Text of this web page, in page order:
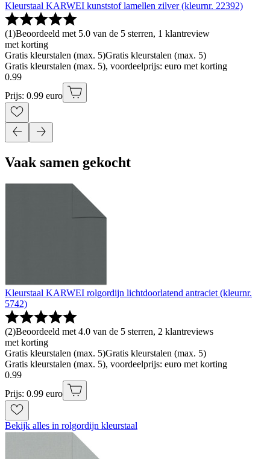
Kleurstaal KARWEI kunststof lamellen zilver (kleurnr. 22392)
(1)Beoordeeld met 5.0 van de 5 sterren, 1 klantreview
met korting
Gratis kleurstalen (max. 5)Gratis kleurstalen (max. 5)
Gratis kleurstalen (max. 5), voordeelprijs: euro met korting
0.99
Prijs: 0.99 euro
Vaak samen gekocht
Kleurstaal KARWEI rolgordijn lichtdoorlatend antraciet (kleurnr.
5742)
(2)Beoordeeld met 4.0 van de 5 sterren, 2 klantreviews
met korting
Gratis kleurstalen (max. 5)Gratis kleurstalen (max. 5)
Gratis kleurstalen (max. 5), voordeelprijs: euro met korting
0.99
Prijs: 0.99 euro
Bekijk alles in rolgordijn kleurstaal